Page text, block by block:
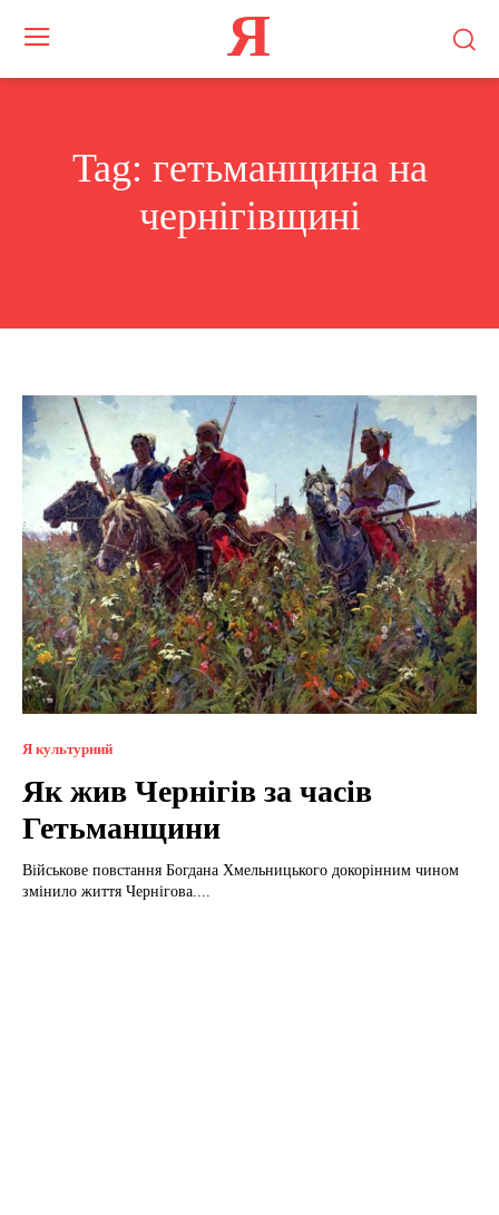
Я
Tag: гетьманщина на
чернігівщині
Я культурний
Як жив Чернігів за часів
Гетьманщини
Військове повстання Богдана Хмельницького докорінним чином
змінило життя Чернігова....